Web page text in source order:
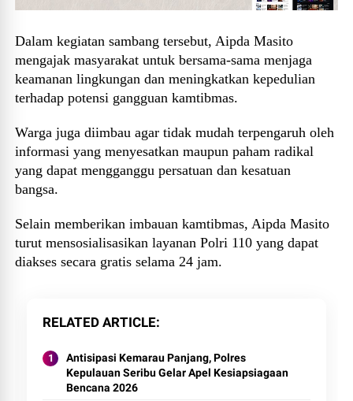
Dalam kegiatan sambang tersebut, Aipda Masito
mengajak masyarakat untuk bersama-sama menjaga
keamanan lingkungan dan meningkatkan kepedulian
terhadap potensi gangguan kamtibmas.
Warga juga diimbau agar tidak mudah terpengaruh oleh
informasi yang menyesatkan maupun paham radikal
yang dapat mengganggu persatuan dan kesatuan
bangsa.
Selain memberikan imbauan kamtibmas, Aipda Masito
turut mensosialisasikan layanan Polri 110 yang dapat
diakses secara gratis selama 24 jam.
RELATED ARTICLE
Antisipasi Kemarau Panjang, Polres
Kepulauan Seribu Gelar Apel Kesiapsiagaan
Bencana 2026